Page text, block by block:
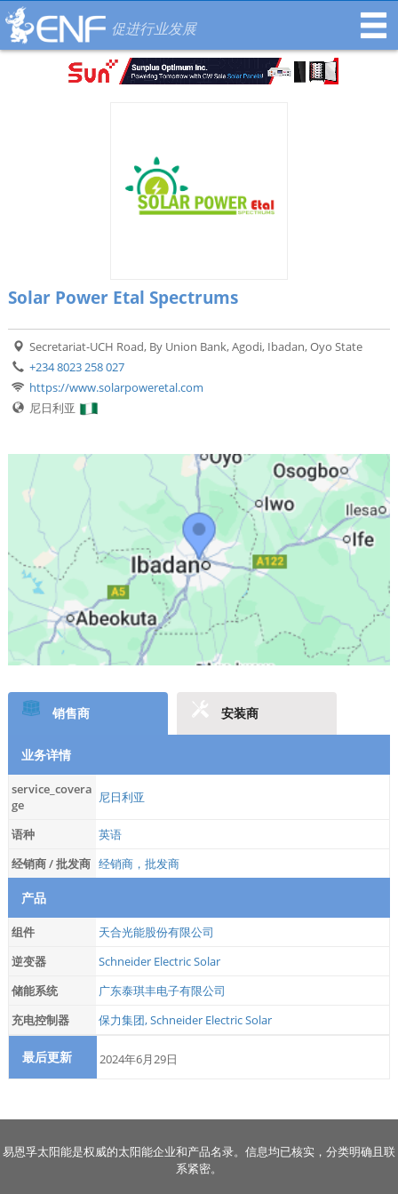
促进行业发展
Solar Power Etal Spectrums
Secretariat-UCH Road, By Union Bank, Agodi, Ibadan, Oyo State
+234 8023 258 027
https://www.solarpoweretal.com
尼日利亚
销售商 安装商
业务详情
service_covera
ge
尼日利亚
语种
英语
经销商 / 批发商 经销商，批发商
产品
组件
天合光能股份有限公司
逆变器
Schneider Electric Solar
储能系统
广东泰琪丰电子有限公司
充电控制器
保力集团,Schneider Electric Solar
最后更新 2024年6月29日
易恩孚太阳能是权威的太阳能企业和产品名录。信息均已核实，分类明确且联
系紧密。